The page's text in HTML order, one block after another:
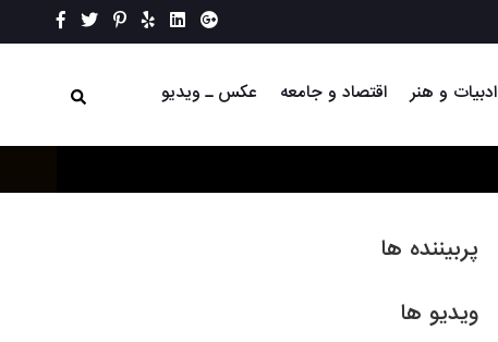
ادبیات و هنر اقتصاد و جامعه عکس ـ ویدیو
پربیننده ها
ویدیو ها